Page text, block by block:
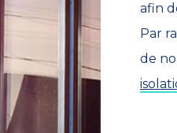
afin
Par
de